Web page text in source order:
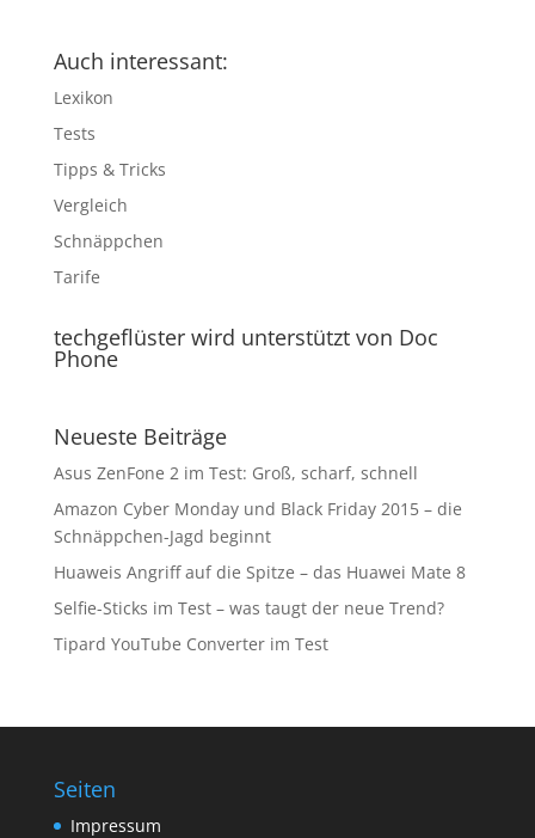
Auch interessant:
Lexikon
Tests
Tipps & Tricks
Vergleich
Schnäppchen
Tarife
techgeflüster wird unterstützt von Doc
Phone
Neueste Beiträge
Asus ZenFone 2 im Test: Groß, scharf, schnell
Amazon Cyber Monday und Black Friday 2015 – die
Schnäppchen-Jagd beginnt
Huaweis Angriff auf die Spitze – das Huawei Mate 8
Selfie-Sticks im Test – was taugt der neue Trend?
Tipard YouTube Converter im Test
Seiten
Impressum